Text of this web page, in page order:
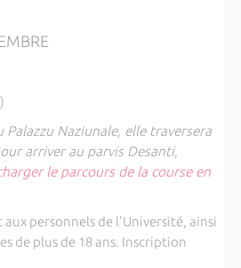
Palazzu Naziunale, elle traversera
arriver au parvis Desanti,
le parcours de la course en
personnels de l'Université, ainsi
de plus de 18 ans. Inscription